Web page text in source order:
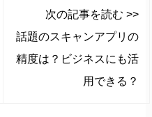
次の記事を読む >>
話題のスキャンアプリの
精度は？ビジネスにも活
用できる？